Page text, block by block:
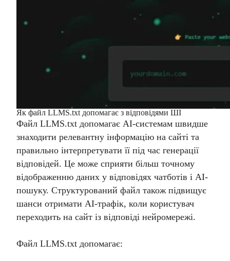
Як файл LLMS.txt допомагає з відповідями ШІ
Файл LLMS.txt допомагає AI-системам швидше
знаходити релевантну інформацію на сайті та
правильно інтерпретувати її під час генерації
відповідей. Це може сприяти більш точному
відображенню даних у відповідях чатботів і AI-
пошуку. Структурований файл також підвищує
шанси отримати AI-трафік, коли користувач
переходить на сайт із відповіді нейромережі.
Файл LLMS.txt допомагає: